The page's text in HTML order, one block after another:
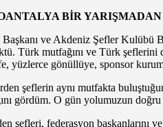
BİR
ve Akdeniz Şefler Kulübü
Türk mutfağını ve Türk şeflerini
yüzlerce gönüllüye, sponsor
şeflerin aynı mutfakta
gördüm. O gün yolumuzun
şefleri, federasyon başkanlarını